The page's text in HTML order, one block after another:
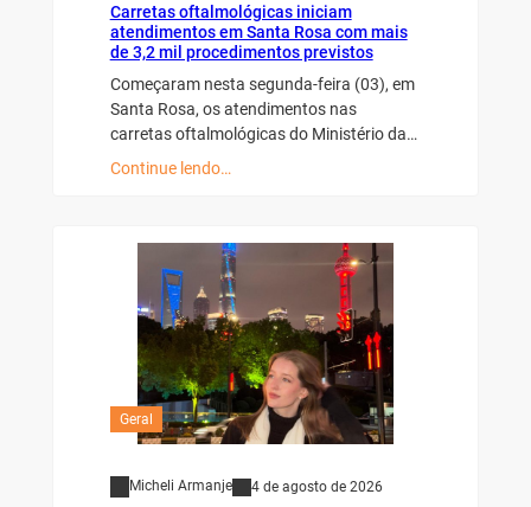
Carretas oftalmológicas iniciam
atendimentos em Santa Rosa com mais
de 3,2 mil procedimentos previstos
Começaram nesta segunda-feira (03), em
Santa Rosa, os atendimentos nas
carretas oftalmológicas do Ministério da…
Continue lendo…
Geral
Micheli Armanje 4 de agosto de 2026